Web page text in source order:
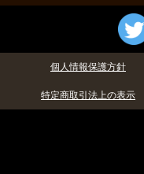
個人情報保護方針
特定商取引法上の表示